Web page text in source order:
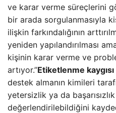
ve karar verme süreçlerini
bir arada sorgulanmasıyla
ilişkin farkındalığının
yeniden yapılandırılması
kişinin karar verme ve
artıyor.”Etiketlenme
destek almanın kimileri
yetersizlik ya da
değerlendirilebildiğini